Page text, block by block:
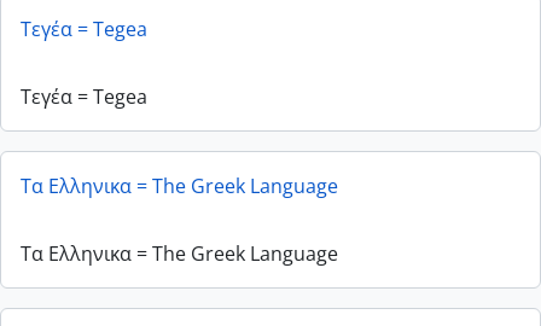
Τεγέα = Tegea
Τεγέα = Tegea
Τα Ελληνικα = The Greek Language
Τα Ελληνικα = The Greek Language